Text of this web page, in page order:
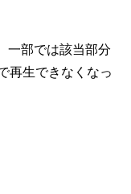
一部では該当部分
再生できなくなっ